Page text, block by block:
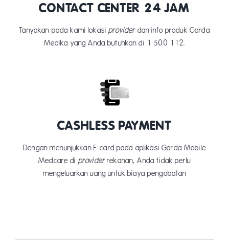
CONTACT CENTER 24 JAM
Tanyakan pada kami lokasiproviderdan info produk Garda
Medika yang Anda butuhkan di 1 500 112.
CASHLESS PAYMENT
Dengan menunjukkan E-card pada aplikasi Garda Mobile
Medcare di providerrekanan, Anda tidak perlu
mengeluarkan uang untuk biaya pengobatan